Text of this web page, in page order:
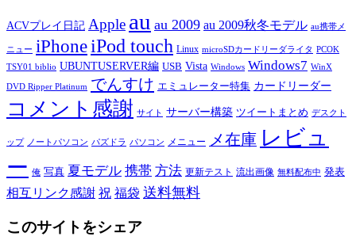
ACVプレイ日記 Apple au au 2009 au 2009秋冬モデル au携帯メ
ニュー iPhoneiPod touch Linux microSDカードリーダライタ PCOK
TSY01 biblio UBUNTUSERVER編 USB Vista Windows Windows7 WinX
DVD Ripper Platinum でんすけ エミュレーター特集 カードリーダー
コメント感謝 サイト サーバー構築 ツイートまとめ デスクト
ップ ノートパソコン パズドラ パソコン メニュー メ在庫 レビュ
ー 俺 写真 夏モデル 携帯 方法 更新テスト 流出画像 無料配布中 発表
相互リンク感謝 祝 福袋 送料無料
このサイトをシェア